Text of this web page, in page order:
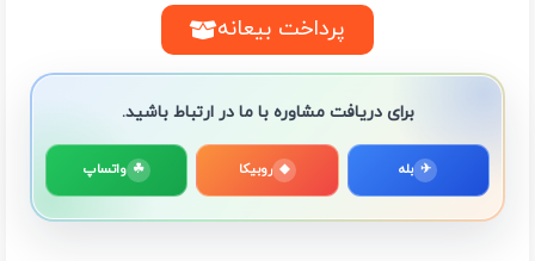
پرداخت بیعانه
برای دریافت مشاوره با ما در ارتباط باشید.
✈ بله ◆ روبیکا ☘ واتساپ